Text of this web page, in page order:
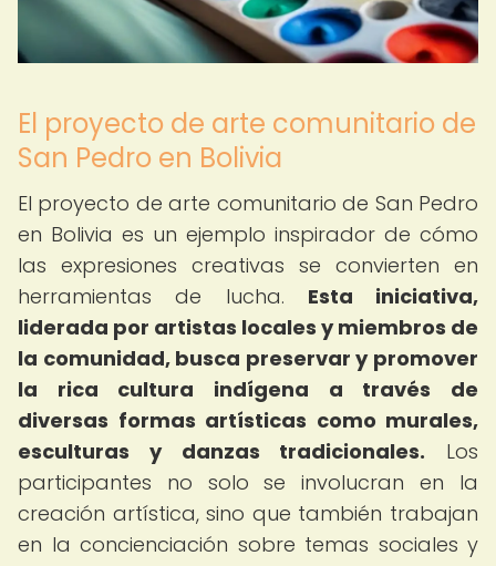
El proyecto de arte comunitario de
San Pedro en Bolivia
El proyecto de arte comunitario de San Pedro
en Bolivia es un ejemplo inspirador de cómo
las expresiones creativas se convierten en
herramientas de lucha. Esta iniciativa,
liderada por artistas locales y miembros de
la comunidad, busca preservar y promover
la rica cultura indígena a través de
diversas formas artísticas como murales,
esculturas y danzas tradicionales. Los
participantes no solo se involucran en la
creación artística, sino que también trabajan
en la concienciación sobre temas sociales y